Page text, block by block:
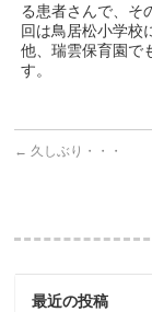
る患者さんで、そ
回は鳥居松小学校
他、瑞雲保育園で
す。
← 久しぶり・・・
最近の投稿